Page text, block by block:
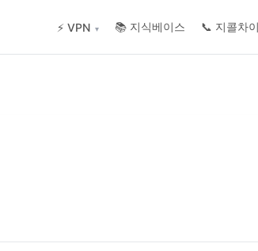
⚡ VPN ▾ 📚 지식베이스 📞 지콜차